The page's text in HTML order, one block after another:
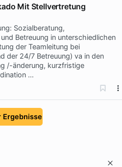
Mit Stellvertretung
Sozialberatung,
Betreuung in unterschiedlichen
der Teamleitung bei
der 24/7 Betreuung) va in den
/-änderung, kurzfristige
…
Ergebnisse